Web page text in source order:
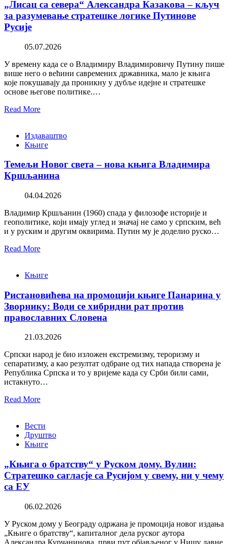
„Лисац са севера“ Александра Казакова – кључ
за разумевање стратешке логике Путинове
Русије
05.07.2026
У времену када се о Владимиру Владимировичу Путину пише
више него о већини савремених државника, мало је књига
које покушавају да проникну у дубље идејне и стратешке
основе његове политике.…
Read More
Издаваштво
Књиге
Темељи Новог света – нова књига Владимира
Кршљанина
04.04.2026
Владимир Кршљанин (1960) спада у филозофе историје и
геополитике, који имају углед и значај не само у српским, већ
и у руским и другим оквирима. Путин му је доделио руско…
Read More
Књиге
Ристановићева на промоцији књиге Панарина у
Зворнику: Води се хибридни рат против
православних Словена
21.03.2026
Српски народ је био изложен екстремизму, тероризму и
сепаратизму, а као резултат одбране од тих напада створена је
Република Српска и то у вријеме када су Срби били сами,
истакнуто…
Read More
Вести
Друштво
Књиге
„Књига о братству“ у Руском дому. Вулин:
Стратешко сагласје са Русијом у свему, ни у чему
са ЕУ
06.02.2026
У Руском дому у Београду одржана је промоција новог издања
„Књиге о братству“, капиталног дела руског аутора
Александра Курчанинова, први пут објављеног у Нишу давне